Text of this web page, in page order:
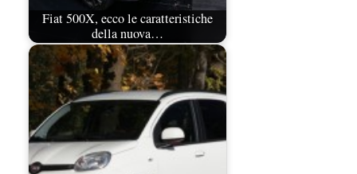
Fiat 500X, ecco le caratteristiche
della nuova…